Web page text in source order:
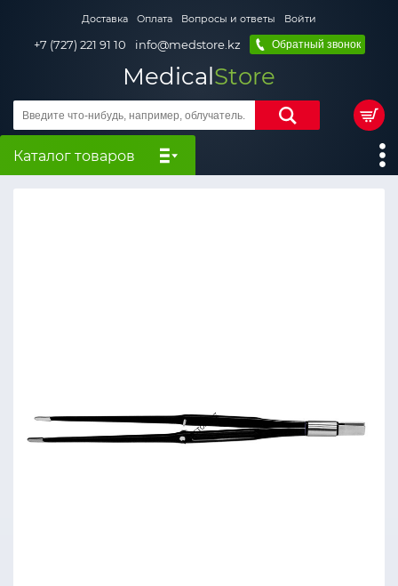
Доставка Оплата Вопросы и ответы Войти
+7 (727) 221 91 10 info@medstore.kz Обратный звонок
MedicalStore
Каталог товаров